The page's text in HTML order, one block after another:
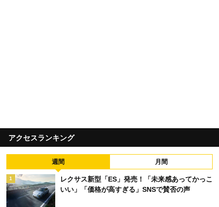
アクセスランキング
週間 月間
1
レクサス新型「ES」発売！「未来感あってかっこ
いい」「価格が高すぎる」SNSで賛否の声